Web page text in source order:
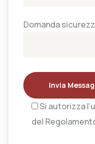
Domanda
Invia
Si autorizza
del